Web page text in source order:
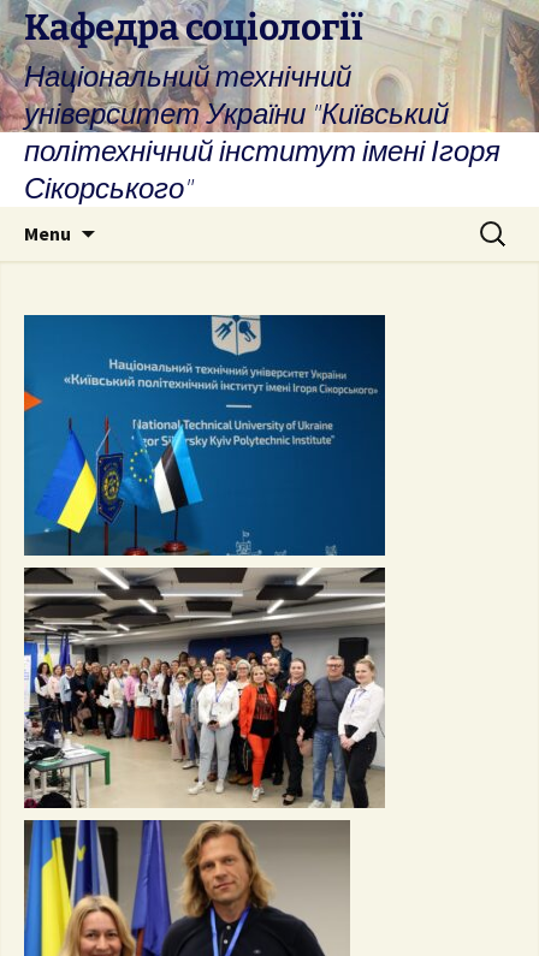
Skip
to
content
Кафедра соціології
Національний технічний
університет України "Київський
політехнічний інститут імені Ігоря
Сікорського"
Menu
Search
for: